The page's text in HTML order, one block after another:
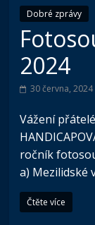
Dobré zprávy
2024
30 června, 2024
Vážení
ročník
a) Mezilidské
Čtěte více